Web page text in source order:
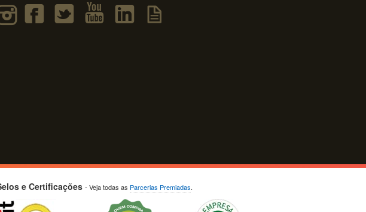
e Certificações - Veja todas as Parcerias Premiadas.